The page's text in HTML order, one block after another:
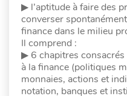
▶ l’aptitude à faire des
converser
finance dans le milieu
Il comprend :
▶ 6 chapitres
à la finance (politiques
monnaies, actions et
notation, banques et